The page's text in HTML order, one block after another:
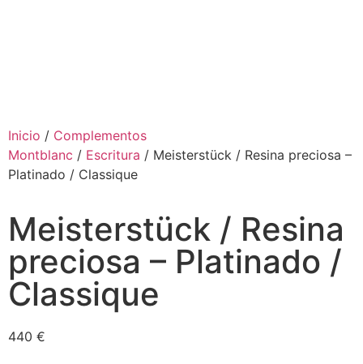
Inicio / Complementos
Montblanc / Escritura / Meisterstück / Resina preciosa –
Platinado / Classique
Meisterstück / Resina
preciosa – Platinado /
Classique
440 €